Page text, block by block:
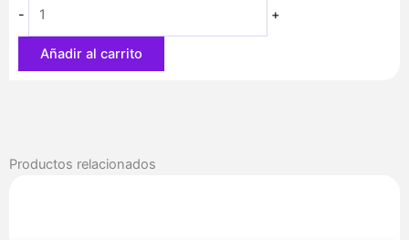
- +
Añadir al carrito
Productos relacionados